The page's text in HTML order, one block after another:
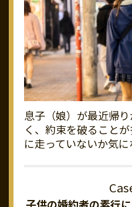
息子（娘）が最近帰
く、約束を破ること
に走っていないか気に
子供の婚約者の素行に